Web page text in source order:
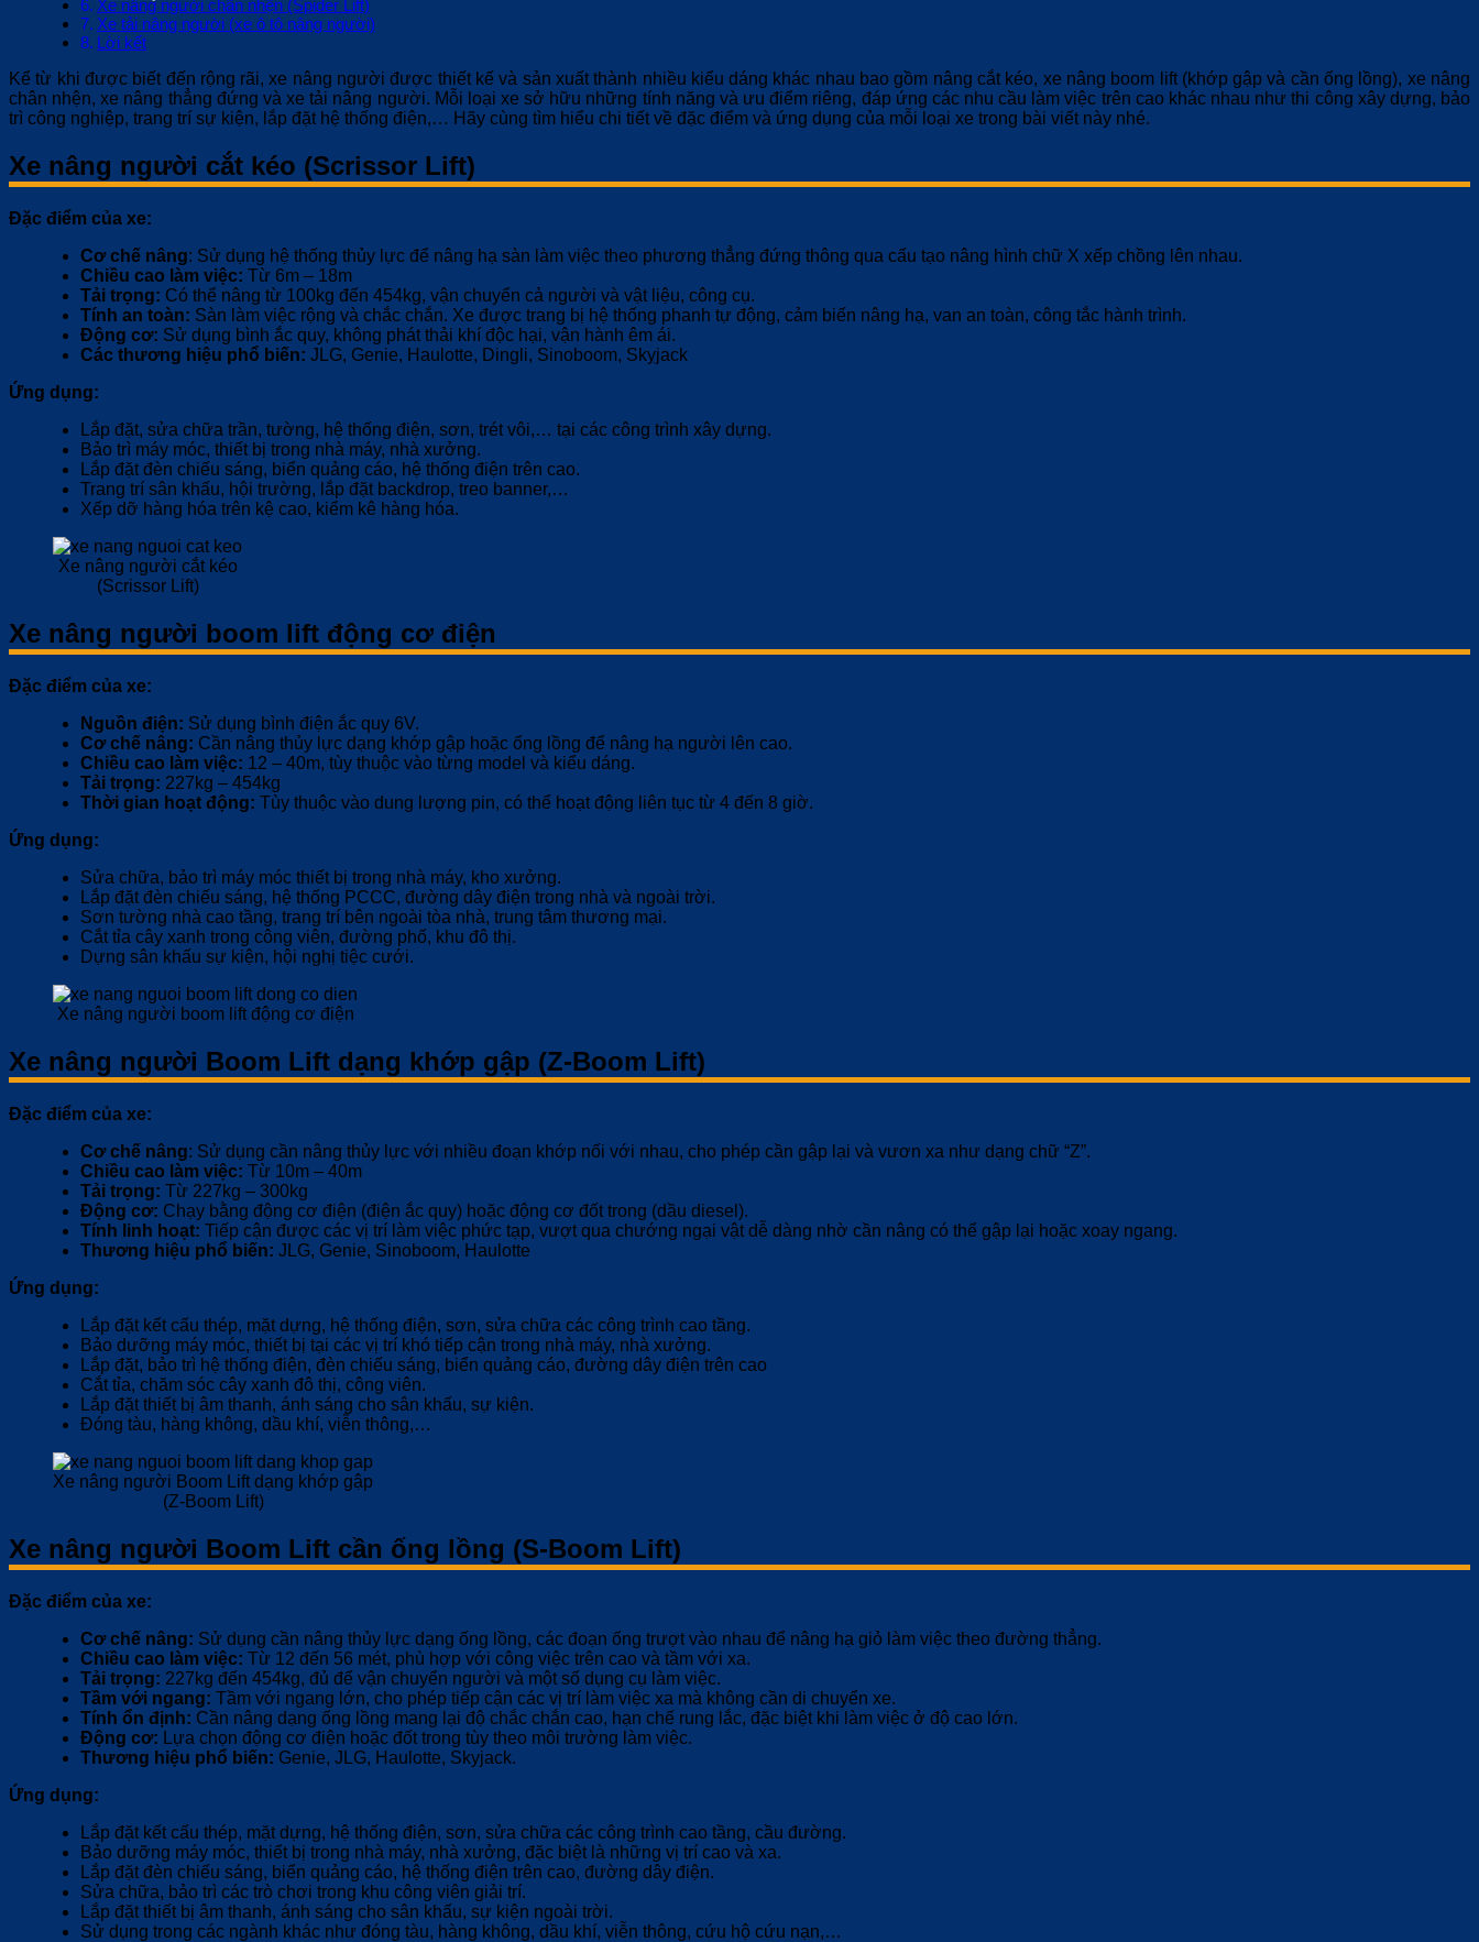
Xe nâng người chân nhện (Spider Lift)
Xe tải nâng người (xe ô tô nâng người)
Lời kết
Kể từ khi được biết đến rộng rãi, xe nâng người được thiết kế và sản xuất thành nhiều kiểu dáng khác nhau bao gồm nâng cắt kéo, xe nâng boom lift (khớp gập và cần ống lồng), xe nâng
chân nhện, xe nâng thẳng đứng và xe tải nâng người. Mỗi loại xe sở hữu những tính năng và ưu điểm riêng, đáp ứng các nhu cầu làm việc trên cao khác nhau như thi công xây dựng, bảo
trì công nghiệp, trang trí sự kiện, lắp đặt hệ thống điện,… Hãy cùng tìm hiểu chi tiết về đặc điểm và ứng dụng của mỗi loại xe trong bài viết này nhé.
Xe nâng người cắt kéo (Scrissor Lift)
Đặc điểm của xe:
Cơ chế nâng: Sử dụng hệ thống thủy lực để nâng hạ sàn làm việc theo phương thẳng đứng thông qua cấu tạo nâng hình chữ X xếp chồng lên nhau.
Chiều cao làm việc: Từ 6m – 18m
Tải trọng: Có thể nâng từ 100kg đến 454kg, vận chuyển cả người và vật liệu, công cụ.
Tính an toàn: Sàn làm việc rộng và chắc chắn. Xe được trang bị hệ thống phanh tự động, cảm biến nâng hạ, van an toàn, công tắc hành trình.
Động cơ: Sử dụng bình ắc quy, không phát thải khí độc hại, vận hành êm ái.
Các thương hiệu phổ biến: JLG, Genie, Haulotte, Dingli, Sinoboom, Skỵjack
Ứng dụng:
Lắp đặt, sửa chữa trần, tường, hệ thống điện, sơn, trét vôi,… tại các công trình xây dựng.
Bảo trì máy móc, thiết bị trong nhà máy, nhà xưởng.
Lắp đặt đèn chiếu sáng, biển quảng cáo, hệ thống điện trên cao.
Trang trí sân khấu, hội trường, lắp đặt backdrop, treo banner,…
Xếp dỡ hàng hóa trên kệ cao, kiểm kê hàng hóa.
Xe nâng người cắt kéo
(Scrissor Lift)
Xe nâng người boom lift động cơ điện
Đặc điểm của xe:
Nguồn điện: Sử dụng bình điện ắc quy 6V.
Cơ chế nâng: Cần nâng thủy lực dạng khớp gập hoặc ống lồng để nâng hạ người lên cao.
Chiều cao làm việc: 12 – 40m, tùy thuộc vào từng model và kiểu dáng.
Tải trọng: 227kg – 454kg
Thời gian hoạt động: Tùy thuộc vào dung lượng pin, có thể hoạt động liên tục từ 4 đến 8 giờ.
Ứng dụng:
Sửa chữa, bảo trì máy móc thiết bị trong nhà máy, kho xưởng.
Lắp đặt đèn chiếu sáng, hệ thống PCCC, đường dây điện trong nhà và ngoài trời.
Sơn tường nhà cao tầng, trang trí bên ngoài tòa nhà, trung tâm thương mại.
Cắt tỉa cây xanh trong công viên, đường phố, khu đô thị.
Dựng sân khấu sự kiện, hội nghị tiệc cưới.
Xe nâng người boom lift động cơ điện
Xe nâng người Boom Lift dạng khớp gập (Z-Boom Lift)
Đặc điểm của xe:
Cơ chế nâng: Sử dụng cần nâng thủy lực với nhiều đoạn khớp nối với nhau, cho phép cần gập lại và vươn xa như dạng chữ “Z”.
Chiều cao làm việc: Từ 10m – 40m
Tải trọng: Từ 227kg – 300kg
Động cơ: Chạy bằng động cơ điện (điện ắc quy) hoặc động cơ đốt trong (dầu diesel).
Tính linh hoạt: Tiếp cận được các vị trí làm việc phức tạp, vượt qua chướng ngại vật dễ dàng nhờ cần nâng có thể gập lại hoặc xoay ngang.
Thương hiệu phổ biến: JLG, Genie, Sinoboom, Haulotte
Ứng dụng:
Lắp đặt kết cấu thép, mặt dựng, hệ thống điện, sơn, sửa chữa các công trình cao tầng.
Bảo dưỡng máy móc, thiết bị tại các vị trí khó tiếp cận trong nhà máy, nhà xưởng.
Lắp đặt, bảo trì hệ thống điện, đèn chiếu sáng, biển quảng cáo, đường dây điện trên cao
Cắt tỉa, chăm sóc cây xanh đô thị, công viên.
Lắp đặt thiết bị âm thanh, ánh sáng cho sân khấu, sự kiện.
Đóng tàu, hàng không, dầu khí, viễn thông,…
Xe nâng người Boom Lift dạng khớp gập
(Z-Boom Lift)
Xe nâng người Boom Lift cần ống lồng (S-Boom Lift)
Đặc điểm của xe:
Cơ chế nâng: Sử dụng cần nâng thủy lực dạng ống lồng, các đoạn ống trượt vào nhau để nâng hạ giỏ làm việc theo đường thẳng.
Chiều cao làm việc: Từ 12 đến 56 mét, phù hợp với công việc trên cao và tầm với xa.
Tải trọng: 227kg đến 454kg, đủ để vận chuyển người và một số dụng cụ làm việc.
Tầm với ngang: Tầm với ngang lớn, cho phép tiếp cận các vị trí làm việc xa mà không cần di chuyển xe.
Tính ổn định: Cần nâng dạng ống lồng mang lại độ chắc chắn cao, hạn chế rung lắc, đặc biệt khi làm việc ở độ cao lớn.
Động cơ: Lựa chọn động cơ điện hoặc đốt trong tùy theo môi trường làm việc.
Thương hiệu phổ biến: Genie, JLG, Haulotte, Skyjack.
Ứng dụng:
Lắp đặt kết cấu thép, mặt dựng, hệ thống điện, sơn, sửa chữa các công trình cao tầng, cầu đường.
Bảo dưỡng máy móc, thiết bị trong nhà máy, nhà xưởng, đặc biệt là những vị trí cao và xa.
Lắp đặt đèn chiếu sáng, biển quảng cáo, hệ thống điện trên cao, đường dây điện.
Sửa chữa, bảo trì các trò chơi trong khu công viên giải trí.
Lắp đặt thiết bị âm thanh, ánh sáng cho sân khấu, sự kiện ngoài trời.
Sử dụng trong các ngành khác như đóng tàu, hàng không, dầu khí, viễn thông, cứu hộ cứu nạn,…